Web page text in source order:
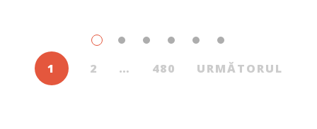
1 2 … 480 URMĂTORUL